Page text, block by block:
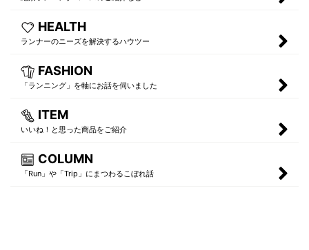
HEALTH
ランナーのニーズを解決するハウツー
FASHION
「ランニング」を軸にお話を伺いました
ITEM
いいね！と思った商品をご紹介
COLUMN
「Run」や「Trip」にまつわるこぼれ話